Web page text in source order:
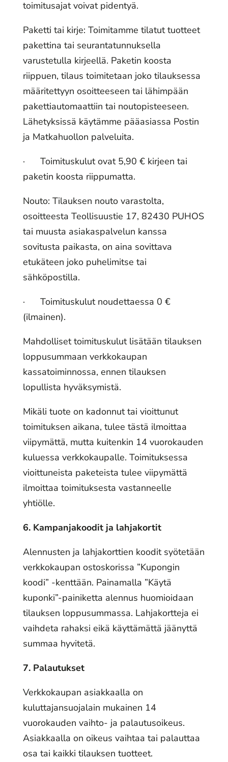
toimitusajat voivat pidentyä.
Paketti tai kirje: Toimitamme tilatut tuotteet
pakettina tai seurantatunnuksella
varustetulla kirjeellä. Paketin koosta
riippuen, tilaus toimitetaan joko tilauksessa
määritettyyn osoitteeseen tai lähimpään
pakettiautomaattiin tai noutopisteeseen.
Lähetyksissä käytämme pääasiassa Postin
ja Matkahuollon palveluita.
· Toimituskulut ovat 5,90 € kirjeen tai
paketin koosta riippumatta.
Nouto: Tilauksen nouto varastolta,
osoitteesta Teollisuustie 17, 82430 PUHOS
tai muusta asiakaspalvelun kanssa
sovitusta paikasta, on aina sovittava
etukäteen joko puhelimitse tai
sähköpostilla.
· Toimituskulut noudettaessa 0 €
(ilmainen).
Mahdolliset toimituskulut lisätään tilauksen
loppusummaan verkkokaupan
kassatoiminnossa, ennen tilauksen
lopullista hyväksymistä.
Mikäli tuote on kadonnut tai vioittunut
toimituksen aikana, tulee tästä ilmoittaa
viipymättä, mutta kuitenkin 14 vuorokauden
kuluessa verkkokaupalle. Toimituksessa
vioittuneista paketeista tulee viipymättä
ilmoittaa toimituksesta vastanneelle
yhtiölle.
6. Kampanjakoodit ja lahjakortit
Alennusten ja lahjakorttien koodit syötetään
verkkokaupan ostoskorissa ”Kupongin
koodi” -kenttään. Painamalla ”Käytä
kuponki”-painiketta alennus huomioidaan
tilauksen loppusummassa. Lahjakortteja ei
vaihdeta rahaksi eikä käyttämättä jäänyttä
summaa hyvitetä.
7. Palautukset
Verkkokaupan asiakkaalla on
kuluttajansuojalain mukainen 14
vuorokauden vaihto- ja palautusoikeus.
Asiakkaalla on oikeus vaihtaa tai palauttaa
osa tai kaikki tilauksen tuotteet.